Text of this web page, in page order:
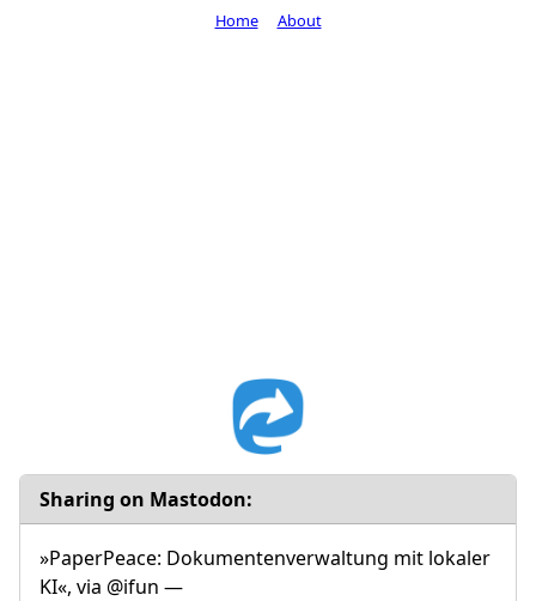
Sharing on Mastodon:
»PaperPeace: Dokumentenverwaltung mit lokaler
KI«, via @ifun —
Home About